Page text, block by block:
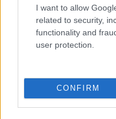
I want to allow
related to security,
functionality and
user protection.
CONFIRM
ΔΙΑΤΡΟΦΗ07·08·2026 08:32
5 ροφήματα που